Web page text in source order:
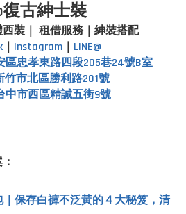
復古紳士裝
裝｜ 租借服務｜紳裝搭配
Instagram
LINE@
區忠孝東路四段205巷24號B室
竹市北區勝利路201號
中市西區精誠五街9號
保存白褲不泛黃的４大秘笈，清